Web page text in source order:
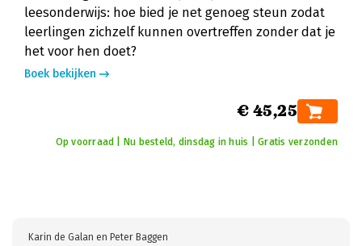
leesonderwijs: hoe bied je net genoeg steun zodat
leerlingen zichzelf kunnen overtreffen zonder dat je
het voor hen doet?
Boek bekijken
€ 45,25
Op voorraad | Nu besteld, dinsdag in huis | Gratis verzonden
Karin de Galan en Peter Baggen